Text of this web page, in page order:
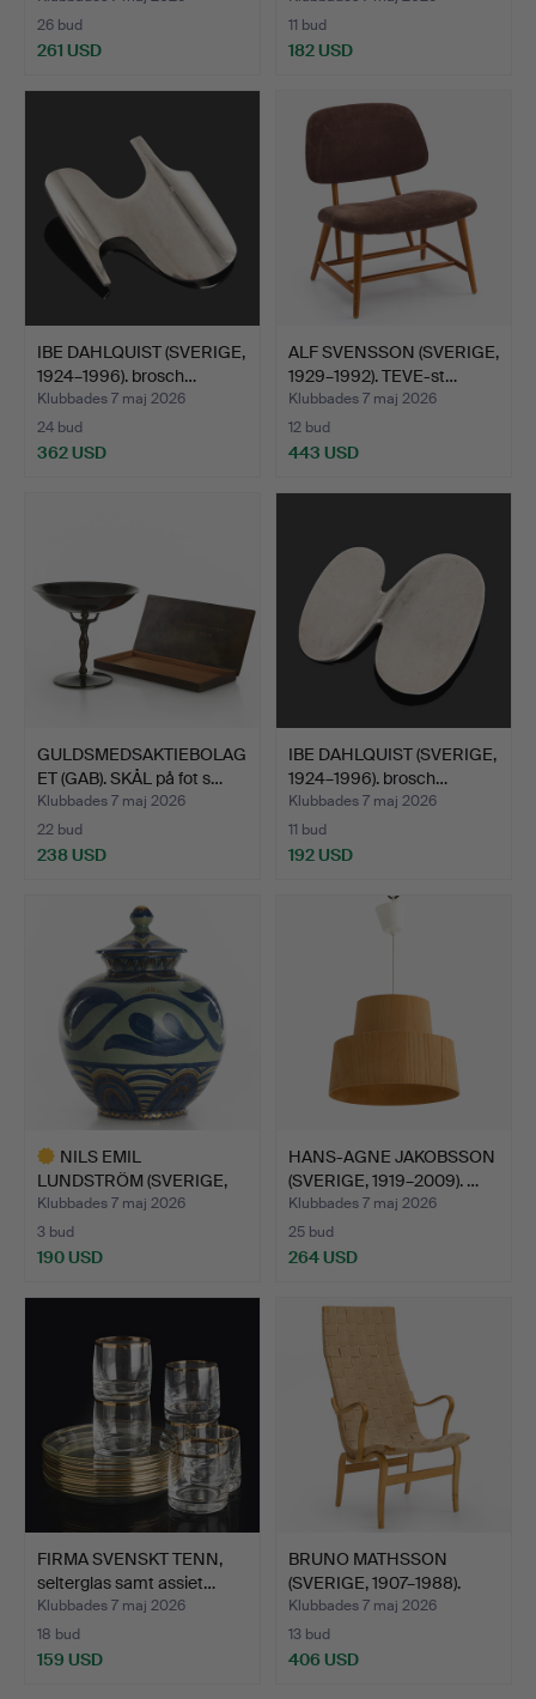
26 bud
261 USD
11 bud
182 USD
IBE DAHLQUIST (SVERIGE,
1924–1996). brosch…
Klubbades 7 maj 2026
24 bud
362 USD
ALF SVENSSON (SVERIGE,
1929–1992). TEVE-st…
Klubbades 7 maj 2026
12 bud
443 USD
GULDSMEDSAKTIEBOLAG
ET (GAB). SKÅL på fot s…
Klubbades 7 maj 2026
22 bud
238 USD
IBE DAHLQUIST (SVERIGE,
1924–1996). brosch…
Klubbades 7 maj 2026
11 bud
192 USD
NILS EMIL
LUNDSTRÖM (SVERIGE,
1865–1960). …
Klubbades 7 maj 2026
3 bud
190 USD
HANS-AGNE JAKOBSSON
(SVERIGE, 1919–2009). …
Klubbades 7 maj 2026
25 bud
264 USD
FIRMA SVENSKT TENN,
selterglas samt assiet…
Klubbades 7 maj 2026
18 bud
159 USD
BRUNO MATHSSON
(SVERIGE, 1907–1988).
Fåtöl…
Klubbades 7 maj 2026
13 bud
406 USD